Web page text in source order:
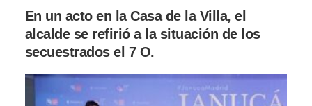
En un acto en la Casa de la Villa, el
alcalde se refirió a la situación de los
secuestrados el 7 O.